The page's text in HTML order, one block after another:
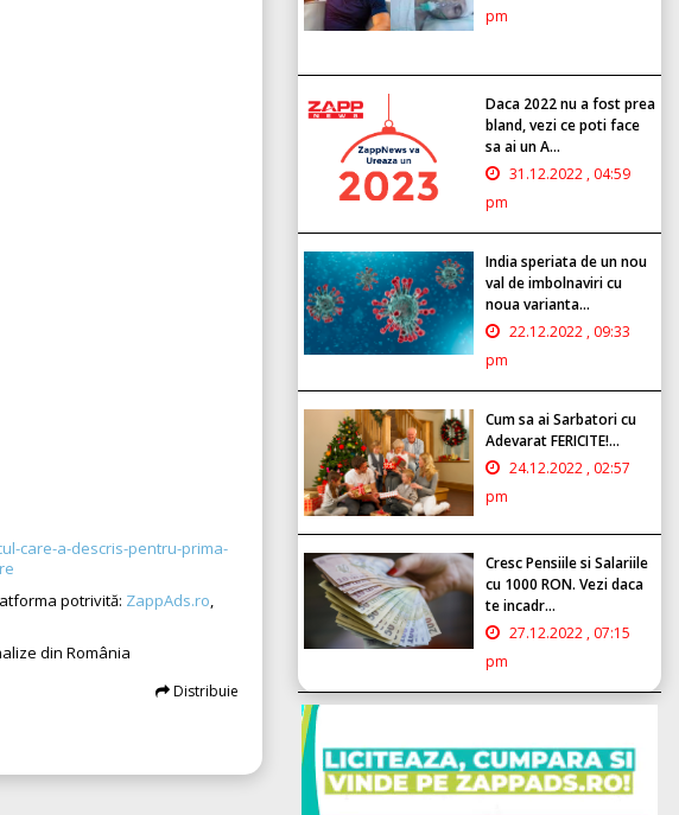
care-a-descris-pentru-prima-
potrivită: ZappAds.ro,
din România
Distribuie
pm
Daca 2022 nu a fost prea
bland, vezi ce poti face
sa ai un A...
31.12.2022 , 04:59
pm
India speriata de un nou
val de imbolnaviri cu
noua varianta...
22.12.2022 , 09:33
pm
Cum sa ai Sarbatori cu
Adevarat FERICITE!...
24.12.2022 , 02:57
pm
Cresc Pensiile si Salariile
cu 1000 RON. Vezi daca
te incadr...
27.12.2022 , 07:15
pm